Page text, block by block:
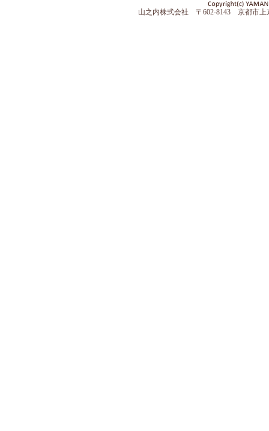
山之内株式会社 〒602-8143 京都市上